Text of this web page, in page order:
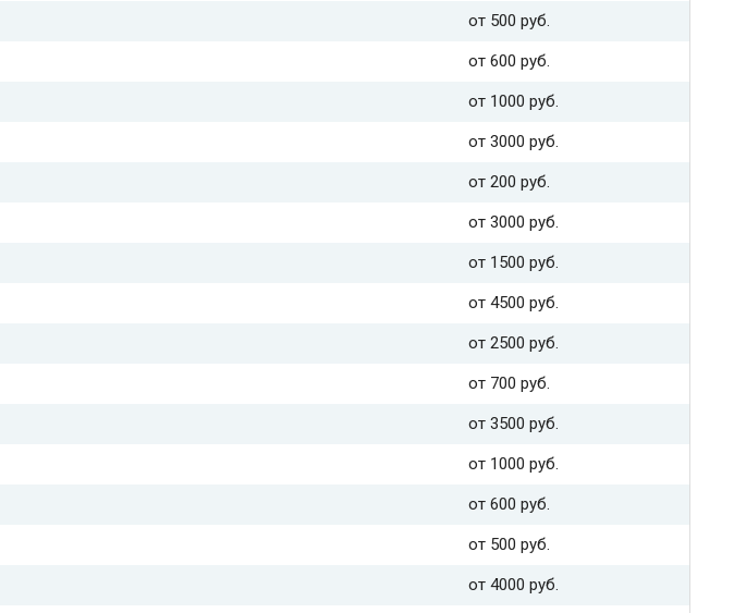
от 500 руб.
от 600 руб.
от 1000 руб.
от 3000 руб.
от 200 руб.
от 3000 руб.
от 1500 руб.
от 4500 руб.
от 2500 руб.
от 700 руб.
от 3500 руб.
от 1000 руб.
от 600 руб.
от 500 руб.
от 4000 руб.